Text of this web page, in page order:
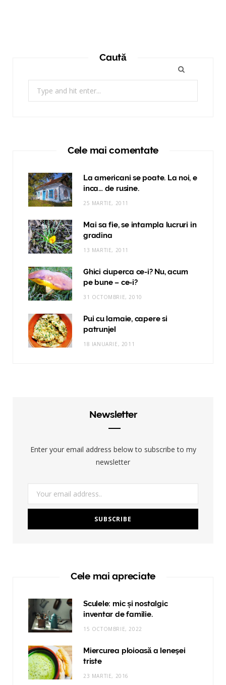
Caută
for:
Cele mai comentate
La americani se poate. La noi, e
inca… de rusine.
25 MARTIE, 2011
Mai sa fie, se intampla lucruri in
gradina
13 MARTIE, 2011
Ghici ciuperca ce-i? Nu, acum
pe bune – ce-i?
31 OCTOMBRIE, 2010
Pui cu lamaie, capere si
patrunjel
18 IANUARIE, 2011
Newsletter
Enter your email address below to subscribe to my
newsletter
Cele mai apreciate
Sculele: mic și nostalgic
inventar de familie.
15 OCTOMBRIE, 2022
Miercurea ploioasă a leneşei
triste
23 MARTIE, 2016